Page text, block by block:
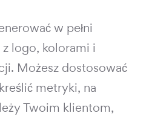
w pełni
logo, kolorami i
Możesz dostosować
metryki, na
Twoim klientom,